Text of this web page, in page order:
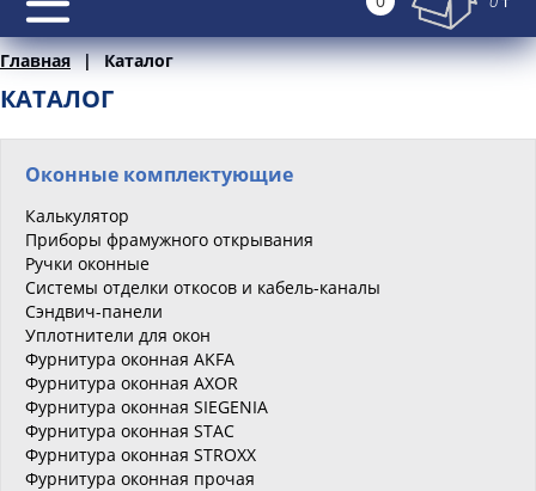
Главная Каталог
КАТАЛОГ
Оконные комплектующие
Калькулятор
Приборы фрамужного открывания
Ручки оконные
Системы отделки откосов и кабель-каналы
Сэндвич-панели
Уплотнители для окон
Фурнитура оконная AKFA
Фурнитура оконная AXOR
Фурнитура оконная SIEGENIA
Фурнитура оконная STAC
Фурнитура оконная STROXX
Фурнитура оконная прочая